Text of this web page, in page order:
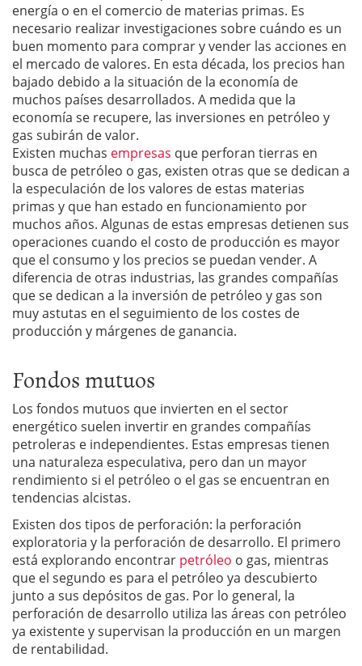
energía o en el comercio de materias primas. Es
necesario realizar investigaciones sobre cuándo es un
buen momento para comprar y vender las acciones en
el mercado de valores. En esta década, los precios han
bajado debido a la situación de la economía de
muchos países desarrollados. A medida que la
economía se recupere, las inversiones en petróleo y
gas subirán de valor.
Existen muchas empresas que perforan tierras en
busca de petróleo o gas, existen otras que se dedican a
la especulación de los valores de estas materias
primas y que han estado en funcionamiento por
muchos años. Algunas de estas empresas detienen sus
operaciones cuando el costo de producción es mayor
que el consumo y los precios se puedan vender. A
diferencia de otras industrias, las grandes compañías
que se dedican a la inversión de petróleo y gas son
muy astutas en el seguimiento de los costes de
producción y márgenes de ganancia.
Fondos mutuos
Los fondos mutuos que invierten en el sector
energético suelen invertir en grandes compañías
petroleras e independientes. Estas empresas tienen
una naturaleza especulativa, pero dan un mayor
rendimiento si el petróleo o el gas se encuentran en
tendencias alcistas.
Existen dos tipos de perforación: la perforación
exploratoria y la perforación de desarrollo. El primero
está explorando encontrar petróleo o gas, mientras
que el segundo es para el petróleo ya descubierto
junto a sus depósitos de gas. Por lo general, la
perforación de desarrollo utiliza las áreas con petróleo
ya existente y supervisan la producción en un margen
de rentabilidad.